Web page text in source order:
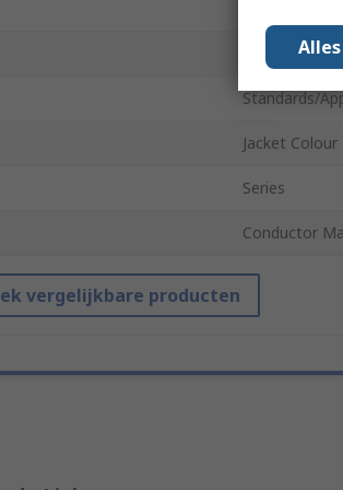
Cable Length
Standards/
Jacket Colour
Series
Conductor
vergelijkbare producten